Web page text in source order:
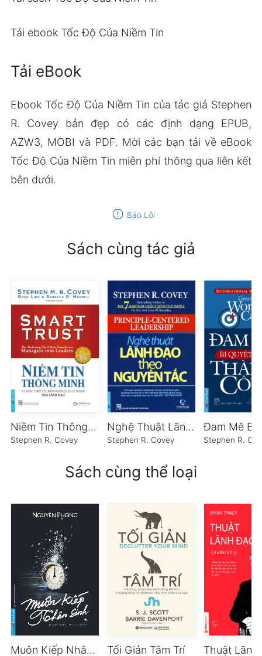
Tải ebook Tốc Độ Của Niềm Tin
Tải eBook
Ebook Tốc Độ Của Niềm Tin của tác giả Stephen
R. Covey bản đẹp có các định dạng EPUB,
AZW3, MOBI và PDF. Mời các bạn tải về eBook
Tốc Độ Của Niềm Tin miễn phí thông qua liên kết
bên dưới.
report Báo Lỗi
Sách cùng tác giả
Niềm Tin Thông Minh
Stephen R. Covey
Nghệ Thuật Lãnh Đạo Theo Nguyên Tắc
Stephen R. Covey Stephen R.
Sách cùng thể loại
Muôn Kiếp Nhân Sinh Tối Giản Tâm Trí Thuật